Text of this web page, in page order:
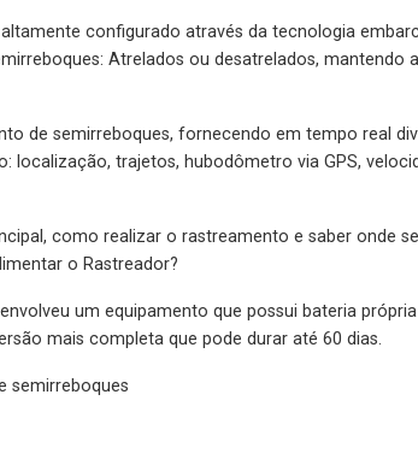
configurado através da tecnologia
Atrelados ou desatrelados, mantendo
de semirreboques, fornecendo em tempo real
localização, trajetos, hubodômetro via GPS,
como realizar o rastreamento e saber onde se
o Rastreador?
um equipamento que possui bateria
mais completa que pode durar até 60 dias.
semirreboques